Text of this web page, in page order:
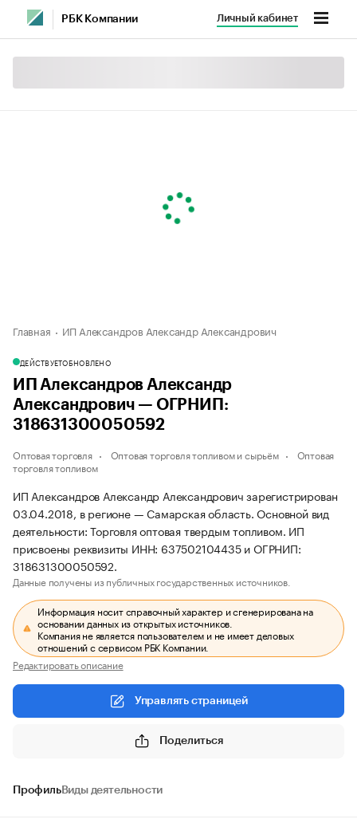
РБК Компании Личный кабинет
Главная ИП Александров Александр Александрович
ДЕЙСТВУЕТОБНОВЛЕНО
ИП Александров Александр
Александрович — ОГРНИП:
318631300050592
Оптовая торговля Оптовая торговля топливом и сырьём
Оптовая
торговля топливом
ИП Александров Александр Александрович зарегистрирован
03.04.2018, в регионе — Самарская область. Основной вид
деятельности: Торговля оптовая твердым топливом. ИП
присвоены реквизиты ИНН: 637502104435 и ОГРНИП:
318631300050592.
Данные получены из публичных государственных источников.
Информация носит справочный характер и сгенерирована на
основании данных из открытых источников.
Компания не является пользователем и не имеет деловых
отношений с сервисом РБК Компании.
Редактировать описание
Управлять страницей
Поделиться
ПрофильВиды деятельности